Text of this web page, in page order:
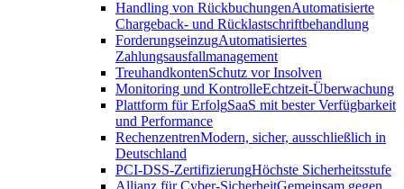
Handling von RückbuchungenAutomatisierte
Chargeback- und Rücklastschriftbehandlung
ForderungseinzugAutomatisiertes
Zahlungsausfallmanagement
TreuhandkontenSchutz vor Insolven
Monitoring und KontrolleEchtzeit-Überwachung
Plattform für ErfolgSaaS mit bester Verfügbarkeit
und Performance
RechenzentrenModern, sicher, ausschließlich in
Deutschland
PCI-DSS-ZertifizierungHöchste Sicherheitsstufe
Allianz für Cyber-SicherheitGemeinsam gegen